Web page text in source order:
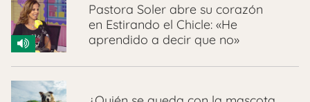
Pastora Soler abre su corazón
en Estirando el Chicle: «He
aprendido a decir que no»